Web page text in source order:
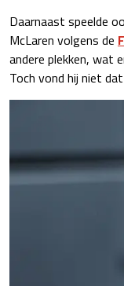
Daarnaast speelde
McLaren volgens de
andere plekken, wat
Toch vond hij niet